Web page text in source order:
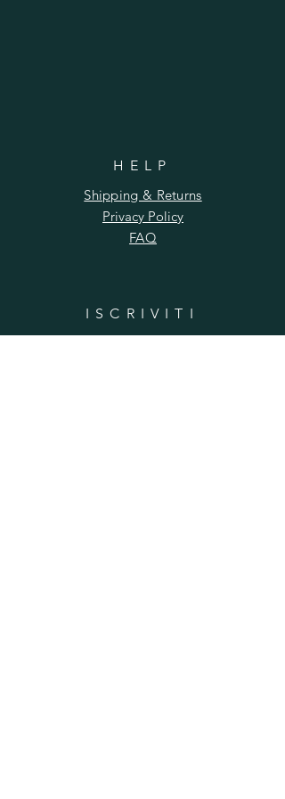
HELP
Shipping & Returns
Privacy Policy
FAQ
ISCRIVITI